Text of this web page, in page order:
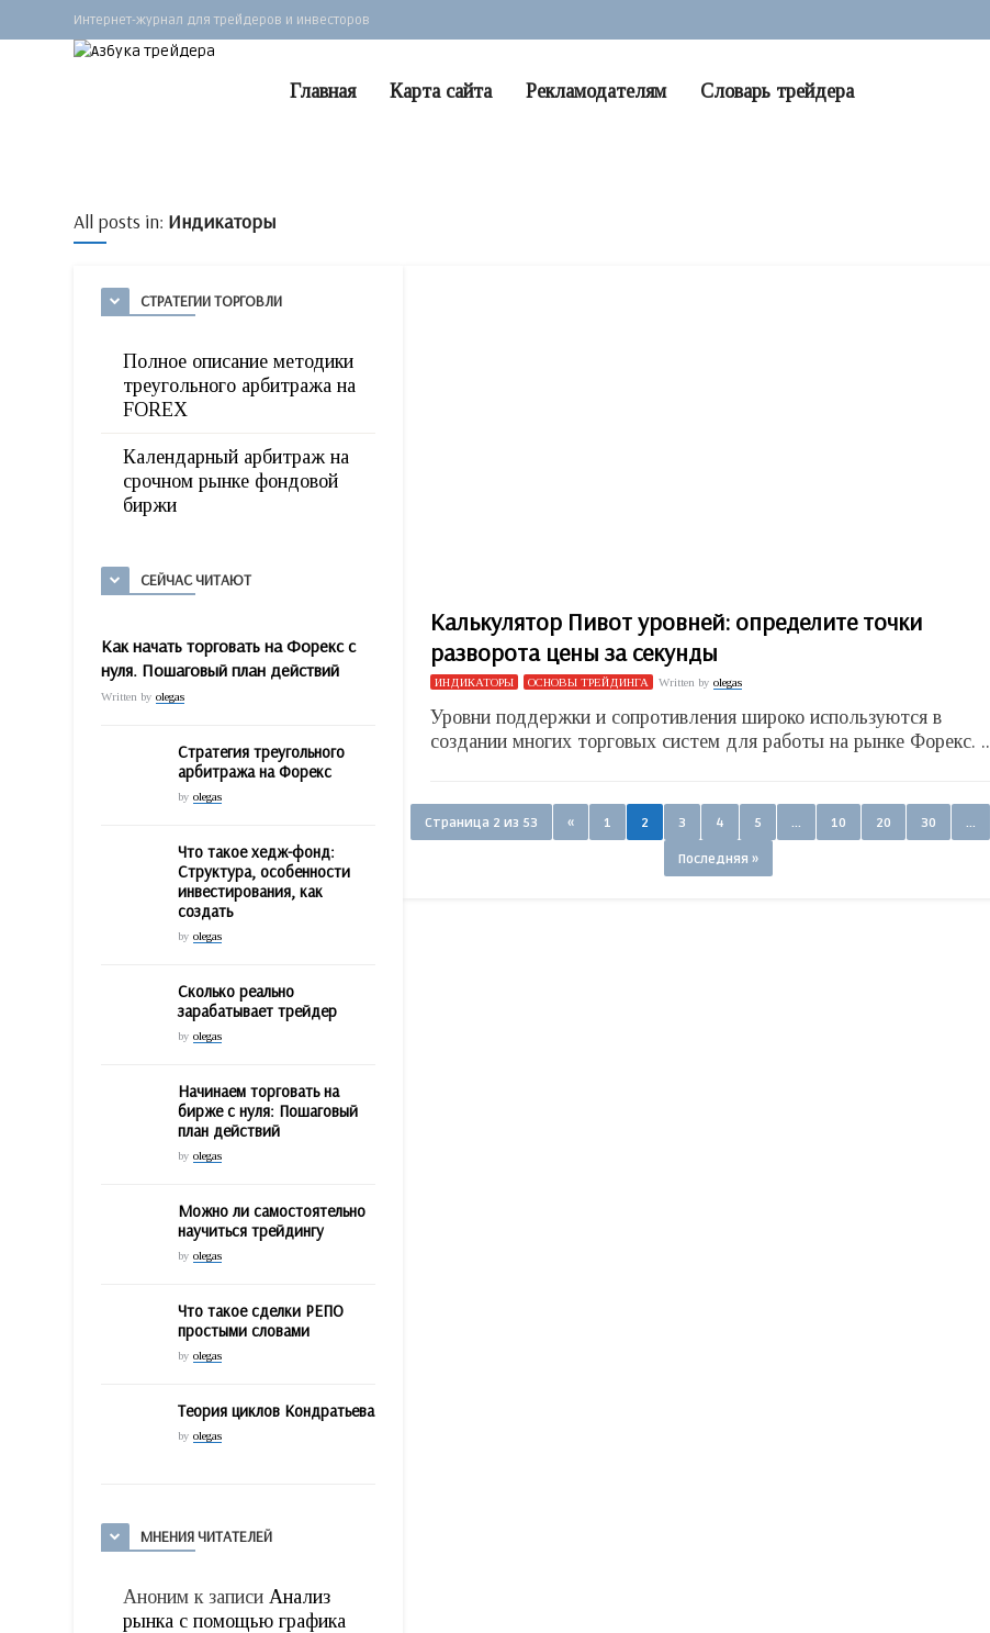
Интернет-журнал для трейдеров и инвесторов
Главная Карта сайта Рекламодателям Словарь трейдера
All posts in: Индикаторы
СТРАТЕГИИ ТОРГОВЛИ
Полное описание методики
треугольного арбитража на
FOREX
Календарный арбитраж на
срочном рынке фондовой
биржи
СЕЙЧАС ЧИТАЮТ
Как начать торговать на Форекс с
нуля. Пошаговый план действий
Written by olegas
Стратегия треугольного
арбитража на Форекс
by olegas
Что такое хедж-фонд:
Структура, особенности
инвестирования, как
создать
by olegas
Сколько реально
зарабатывает трейдер
by olegas
Начинаем торговать на
бирже с нуля: Пошаговый
план действий
by olegas
Можно ли самостоятельно
научиться трейдингу
by olegas
Что такое сделки РЕПО
простыми словами
by olegas
Теория циклов Кондратьева
by olegas
МНЕНИЯ ЧИТАТЕЛЕЙ
Аноним к записи Анализ
рынка с помощью графика
Калькулятор Пивот уровней: определите точки
разворота цены за секунды
ИНДИКАТОРЫ ОСНОВЫ ТРЕЙДИНГА Written by olegas
Уровни поддержки и сопротивления широко используются в
создании многих торговых систем для работы на рынке Форекс. ..
Страница 2 из 53 « 1 2 3 4 5 ... 10 20 30 ...
Последняя »